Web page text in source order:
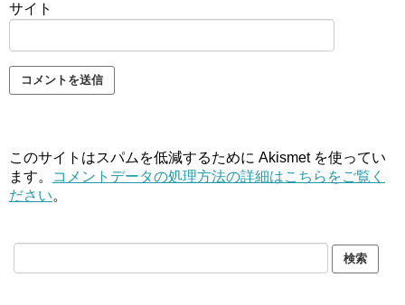
サイト
このサイトはスパムを低減するために Akismet を使ってい
ます。
コメントデータの処理方法の詳細はこちらをご覧く
ださい。